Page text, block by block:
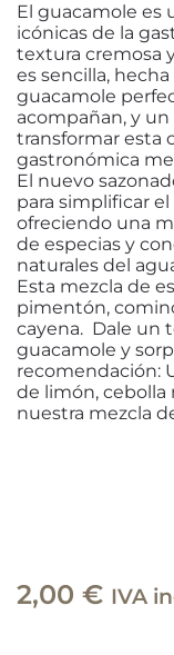
El guacamole es
icónicas de la
textura cremosa
es sencilla,
guacamole
acompañan, y
transformar esta
gastronómica
El nuevo
para simplificar
ofreciendo una
de especias y
naturales del
Esta mezcla de
pimentón,
cayena. Dale un
guacamole y
recomendación:
de limón, cebolla
nuestra mezcla
2,00 € IVA